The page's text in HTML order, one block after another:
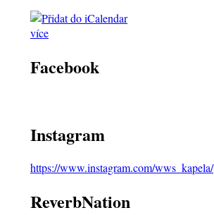
více
Facebook
Instagram
https://www.instagram.com/wws_kapela/
ReverbNation